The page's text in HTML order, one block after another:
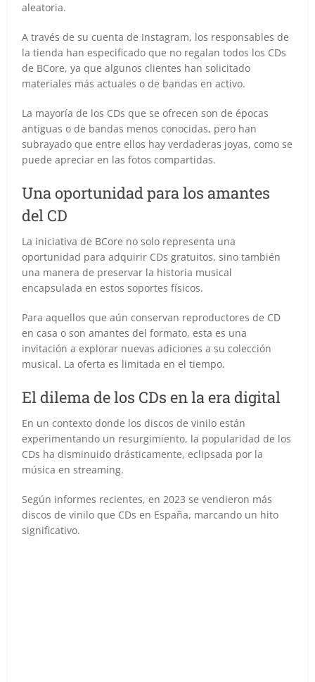
aleatoria.
A través de su cuenta de Instagram, los responsables de
la tienda han especificado que no regalan todos los CDs
de BCore, ya que algunos clientes han solicitado
materiales más actuales o de bandas en activo.
La mayoría de los CDs que se ofrecen son de épocas
antiguas o de bandas menos conocidas, pero han
subrayado que entre ellos hay verdaderas joyas, como se
puede apreciar en las fotos compartidas.
Una oportunidad para los amantes
del CD
La iniciativa de BCore no solo representa una
oportunidad para adquirir CDs gratuitos, sino también
una manera de preservar la historia musical
encapsulada en estos soportes físicos.
Para aquellos que aún conservan reproductores de CD
en casa o son amantes del formato, esta es una
invitación a explorar nuevas adiciones a su colección
musical. La oferta es limitada en el tiempo.
El dilema de los CDs en la era digital
En un contexto donde los discos de vinilo están
experimentando un resurgimiento, la popularidad de los
CDs ha disminuido drásticamente, eclipsada por la
música en streaming.
Según informes recientes, en 2023 se vendieron más
discos de vinilo que CDs en España, marcando un hito
significativo.